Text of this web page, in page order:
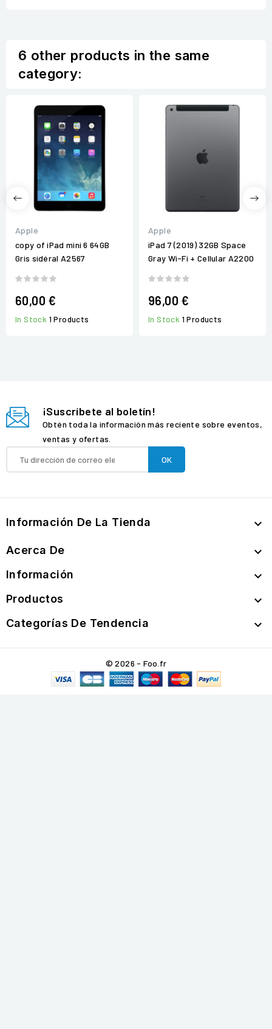
6 other products in the same
category:
Apple
copy of iPad mini 6 64GB
Gris sidéral A2567
60,00 €
In Stock 1 Products
Apple
iPad 7 (2019) 32GB Space
Gray Wi-Fi + Cellular A2200
96,00 €
In Stock 1 Products
¡Suscríbete al boletín!
Obtén toda la información más reciente sobre eventos,
ventas y ofertas.
Información De La Tienda 
Acerca De 
Información 
Productos 
Categorías De Tendencia 
© 2026 - Foo.fr